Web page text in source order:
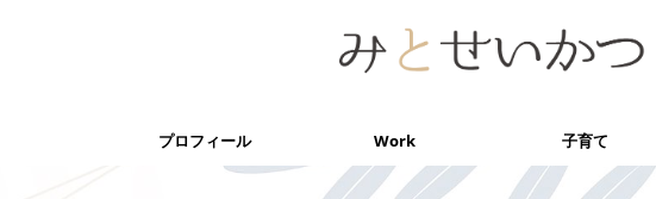
プロフィール Work 子育て